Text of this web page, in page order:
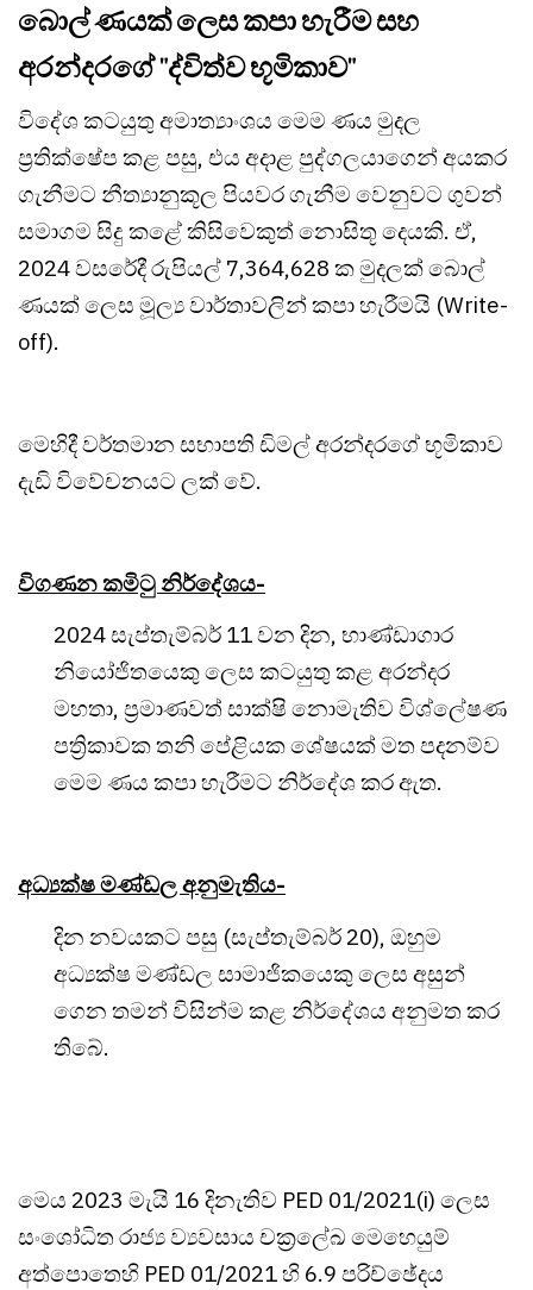
බොල් ණයක් ලෙස කපා හැරීම සහ
අරන්දරගේ "ද්විත්ව භූමිකාව"
විදේශ කටයුතු අමාත්‍යාංශය මෙම ණය මුදල
ප්‍රතික්ෂේප කළ පසු, එය අදාළ පුද්ගලයාගෙන් අයකර
ගැනීමට නීත්‍යානුකූල පියවර ගැනීම වෙනුවට ගුවන්
සමාගම සිදු කළේ කිසිවෙකුත් නොසිතූ දෙයකි. ඒ,
2024 වසරේදී රුපියල් 7,364,628 ක මුදලක් බොල්
ණයක් ලෙස මූල්‍ය වාර්තාවලින් කපා හැරීමයි (Write-
off).
මෙහිදී වර්තමාන සභාපති ඩිමල් අරන්දරගේ භූමිකාව
දැඩි විවේචනයට ලක් වේ.
විගණන කමිටු නිර්දේශය-
2024 සැප්තැම්බර් 11 වන දින, භාණ්ඩාගාර
නියෝජිතයෙකු ලෙස කටයුතු කළ අරන්දර
මහතා, ප්‍රමාණවත් සාක්ෂි නොමැතිව විශ්ලේෂණ
පත්‍රිකාවක තනි පේළියක ශේෂයක් මත පදනම්ව
මෙම ණය කපා හැරීමට නිර්දේශ කර ඇත.
අධ්‍යක්ෂ මණ්ඩල අනුමැතිය-
දින නවයකට පසු (සැප්තැම්බර් 20), ඔහුම
අධ්‍යක්ෂ මණ්ඩල සාමාජිකයෙකු ලෙස අසුන්
ගෙන තමන් විසින්ම කළ නිර්දේශය අනුමත කර
තිබේ.
මෙය 2023 මැයි 16 දිනැතිව PED 01/2021(i) ලෙස
සංශෝධිත රාජ්‍ය ව්‍යවසාය චක්‍රලේඛ මෙහෙයුම්
අත්පොතෙහි PED 01/2021 හි 6.9 පරිච්ඡේදය